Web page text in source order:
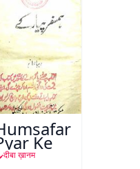
Ke
दीबा ख़ानम